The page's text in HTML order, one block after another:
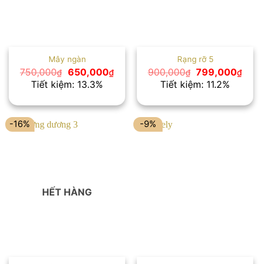
Mây ngàn
750,000₫ Giá
gốc
là:
650,000₫Giá
hiện
650,000₫.
Tiết kiệm: 13.3%
Rạng rỡ 5
900,000₫ Giá
gốc
là:
799,000₫Giá
là:
Tiết kiệm: 11.2%
-16%
HẾT HÀNG
-9%